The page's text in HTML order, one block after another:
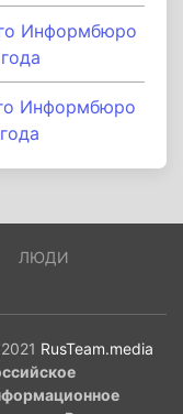
Информбюро
Информбюро
ЛЮДИ
RusTeam.media